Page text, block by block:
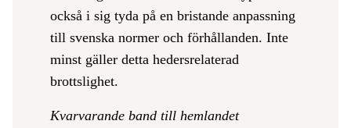
också i sig tyda på en bristande anpassning
till svenska normer och förhållanden. Inte
minst gäller detta hedersrelaterad
brottslighet.
Kvarvarande band till hemlandet